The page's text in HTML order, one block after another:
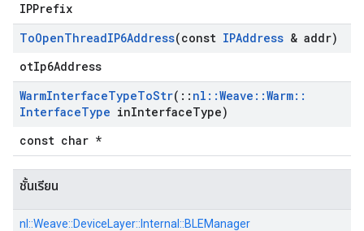
IPPrefix
ToOpenThreadIP6Address(const IPAddress & addr)
otIp6Address
WarmInterfaceTypeToStr( :: nl ::Weave ::Warm::
InterfaceType inInterfaceType)
const char *
ชั้นเรียน
nl::Weave::DeviceLayer:: Internal::BLEManager